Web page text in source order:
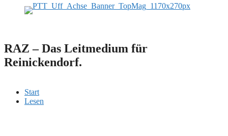
RAZ – Das Leitmedium für
Reinickendorf.
Start
Lesen